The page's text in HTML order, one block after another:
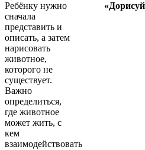
Ребёнку нужно
сначала
представить и
описать, а затем
нарисовать
животное,
которого не
существует.
Важно
определиться,
где животное
может жить, с
кем
взаимодействовать